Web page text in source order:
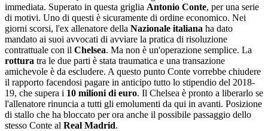
immediata. Superato in questa griglia Antonio Conte, per una serie
di motivi. Uno di questi è sicuramente di ordine economico. Nei
giorni scorsi, l'ex allenatore della Nazionale italiana ha dato
mandato ai suoi avvocati di avviare la pratica di risoluzione
contrattuale con il Chelsea. Ma non è un'operazione semplice. La
rottura tra le due parti è stata traumatica e una transazione
amichevole è da escludere. A questo punto Conte vorrebbe chiudere
il rapporto facendosi pagare in anticipo tutto lo stipendio del 2018-
19, che supera i 10 milioni di euro. Il Chelsea è pronto a liberarlo se
l'allenatore rinuncia a tutti gli emolumenti da qui in avanti. Posizione
di stallo che ha bloccato per ora anche il possibile passaggio dello
stesso Conte al Real Madrid.